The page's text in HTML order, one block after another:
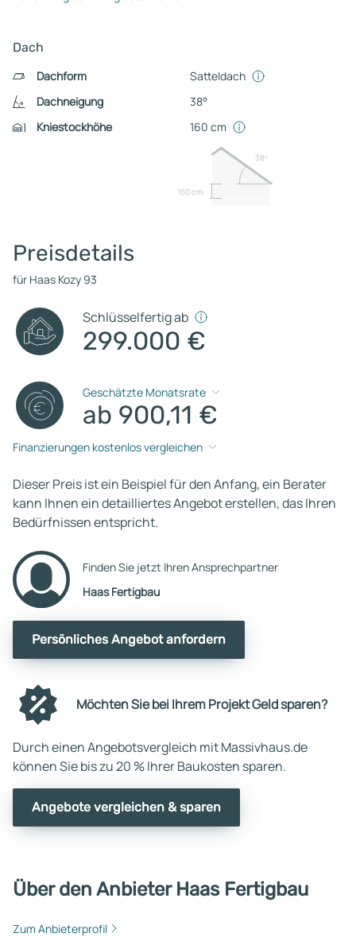
Dach
Dachform
Satteldach
Dachneigung
38°
Kniestockhöhe
160 cm
160 cm
38º
Preisdetails
für Haas Kozy 93
Schlüsselfertig ab
299.000 €
Geschätzte Monatsrate
ab 900,11 €
Finanzierungen kostenlos vergleichen
Dieser Preis ist ein Beispiel für den Anfang, ein Berater
kann Ihnen ein detailliertes Angebot erstellen, das Ihren
Bedürfnissen entspricht.
Finden Sie jetzt Ihren Ansprechpartner
Haas Fertigbau
Persönliches Angebot anfordern
Möchten Sie bei Ihrem Projekt Geld sparen?
Durch einen Angebotsvergleich mit Massivhaus.de
können Sie bis zu 20 % Ihrer Baukosten sparen.
Angebote vergleichen & sparen
Über den Anbieter Haas Fertigbau
Zum Anbieterprofil